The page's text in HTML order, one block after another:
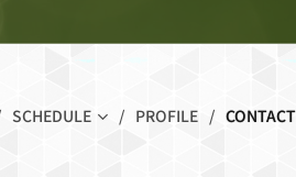
SCHEDULE PROFILE CONTACT